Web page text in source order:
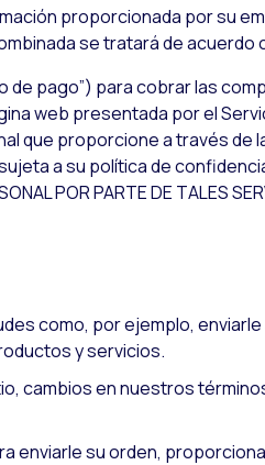
proporcionada por su
se tratará de acuerdo
pago”) para cobrar las
web presentada por el
que proporcione a través de
a su política de
POR PARTE DE TALES
como, por ejemplo,
y servicios.
cambios en nuestros
enviarle su orden,